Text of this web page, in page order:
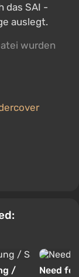
das SAI -
auslegt.
wurden
/
Need